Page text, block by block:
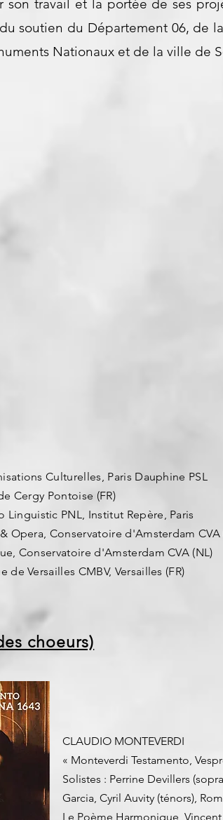
son travail et la portée de ses
soutien du Département 06, de
Nationaux et de la ville de
Culturelles, Paris Dauphine PSL
Cergy Pontoise (FR)
Linguistic PNL, Institut Repère, Paris
Opera, Conservatoire d'Amsterdam CVA
Conservatoire d'Amsterdam CVA (NL)
Versailles CMBV, Versailles (FR)
choeurs)
​CLAUDIO MONTEVERDI
« Monteverdi Testamento,
Solistes : Perrine Devillers
Garcia, Cyril Auvity (ténors),
Le Poème Harmonique,